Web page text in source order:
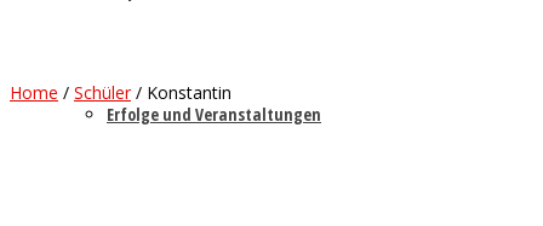
Erfolge und Veranstaltungen
Home / Schüler / Konstantin